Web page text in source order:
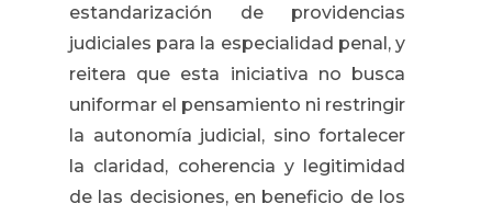
estandarización de providencias
judiciales para la especialidad penal, y
reitera que esta iniciativa no busca
uniformar el pensamiento ni restringir
la autonomía judicial, sino fortalecer
la claridad, coherencia y legitimidad
de las decisiones, en beneficio de los